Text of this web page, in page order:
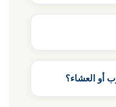
أو العشاء؟